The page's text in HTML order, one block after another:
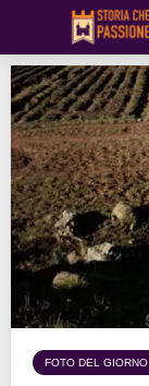
FOTO DEL GIORNO